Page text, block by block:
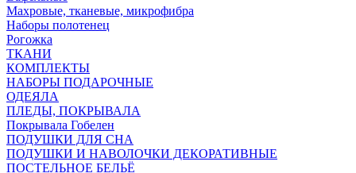
Махровые, тканевые, микрофибра
Наборы полотенец
Рогожка
ТКАНИ
КОМПЛЕКТЫ
НАБОРЫ ПОДАРОЧНЫЕ
ОДЕЯЛА
ПЛЕДЫ, ПОКРЫВАЛА
Покрывала Гобелен
ПОДУШКИ ДЛЯ СНА
ПОДУШКИ И НАВОЛОЧКИ ДЕКОРАТИВНЫЕ
ПОСТЕЛЬНОЕ БЕЛЬЁ